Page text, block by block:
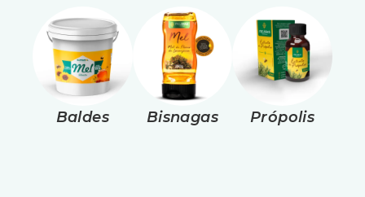
Baldes Bisnagas Própolis